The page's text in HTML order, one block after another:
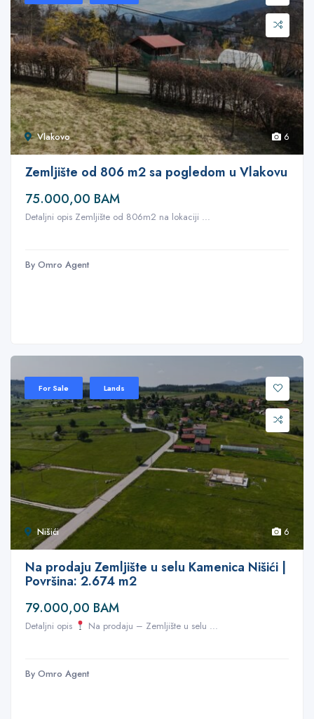
Vlakovo 6
Zemljište od 806 m2 sa pogledom u Vlakovu
75.000,00 BAM
Detaljni opis Zemljište od 806m2 na lokaciji ...
By Omro Agent
Nišići
For Sale Lands
6
Na prodaju Zemljište u selu Kamenica Nišići |
Površina: 2.674 m2
79.000,00 BAM
Detaljni opis Na prodaju – Zemljište u selu ...
By Omro Agent